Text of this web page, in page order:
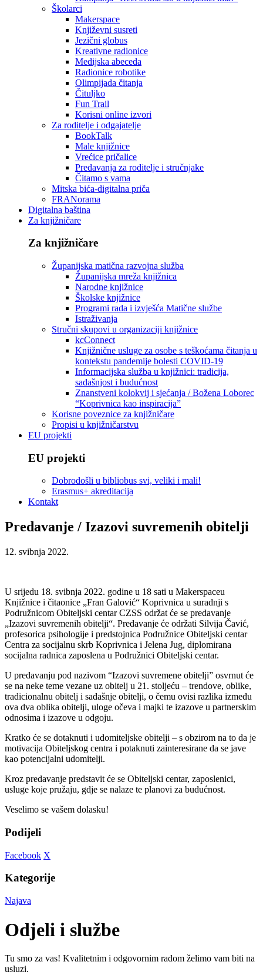
Školarci
Makerspace
Književni susreti
Jezični globus
Kreativne radionice
Medijska abeceda
Radionice robotike
Olimpijada čitanja
Čituljko
Fun Trail
Korisni online izvori
Za roditelje i odgajatelje
BookTalk
Male knjižnice
Vrećice pričalice
Predavanja za roditelje i stručnjake
Čitamo s vama
Mitska bića-digitalna priča
FRANorama
Digitalna baština
Za knjižničare
Za knjižničare
Županijska matična razvojna služba
Županijska mreža knjižnica
Narodne knjižnice
Školske knjižnice
Programi rada i izvješća Matične službe
Istraživanja
Stručni skupovi u organizaciji knjižnice
kcConnect
Knjižnične usluge za osobe s teškoćama čitanja u
kontekstu pandemije bolesti COVID-19
Informacijska služba u knjižnici: tradicija,
sadašnjost i budućnost
Znanstveni kolokvij i sjećanja / Božena Loborec
“Koprivnica kao inspiracija”
Korisne poveznice za knjižničare
Propisi u knjižničarstvu
EU projekti
EU projekti
Dobrodošli u bibliobus svi, veliki i mali!
Erasmus+ akreditacija
Kontakt
Predavanje / Izazovi suvremenih obitelji
12. svibnja 2022.
U srijedu 18. svibnja 2022. godine u 18 sati u Makerspaceu
Knjižnice i čitaonice „Fran Galović“ Koprivnica u suradnji s
Podružnicom Obiteljski centar CZSS održat će se predavanje
„Izazovi suvremenih obitelji“. Predavanje će održati Silvija Čavić,
profesorica psihologije i predstojnica Podružnice Obiteljski centar
Centra za socijalnu skrb Koprivnica i Jelena Jug, diplomirana
socijalna radnica zaposlena u Podružnici Obiteljski centar.
U predavanju pod nazivom “Izazovi suvremene obitelji” osvrnut će
se na neke teme vezane uz obitelj u 21. stoljeću – trendove, oblike,
tradicionalnu obitelj i sadašnje obitelji, o čemu ovisi razlika između
ova dva oblika obitelji, uloge očeva i majki te izazove u partnerskim
odnosima i izazove u odgoju.
Kratko će se dotaknuti i udomiteljske obitelji – s obzirom na to da je
motivacija Obiteljskog centra i potaknuti zainteresirane da se jave
kao potencijalni udomitelji.
Kroz predavanje predstavit će se Obiteljski centar, zaposlenici,
usluge koje pružaju, gdje se nalaze te planovi za budućnost.
Veselimo se vašem dolasku!
Podijeli
Facebook X
Kategorije
Najava
Odjeli i službe
Tu smo za vas! Kvalitetnim i odgovornim radom želimo vam biti na
usluzi.